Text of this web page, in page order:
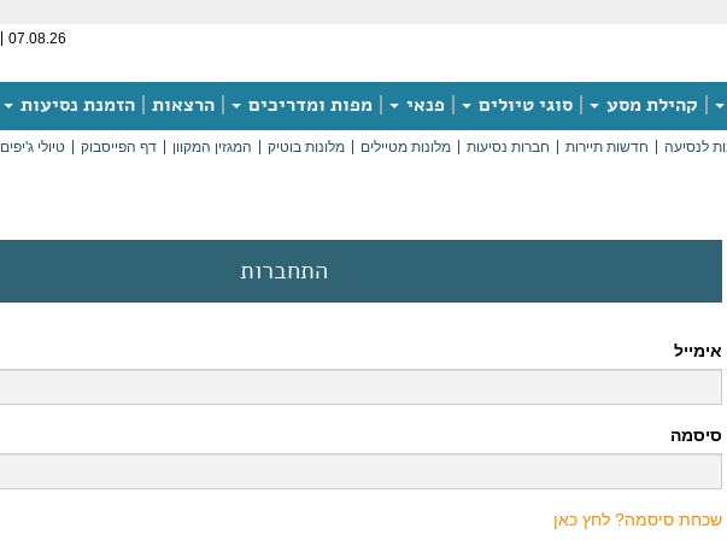
07.08.26
קהילת מסע סוגי טיולים פנאי מפות ומדריכים הרצאות הזמנת נסיעות
לנסיעה חדשות תיירות חברות נסיעות מלונות מטיילים מלונות בוטיק המגזין המקוון דף הפייסבוק טיולי ג'יפים
התחברות
אימייל
סיסמה
שכחת סיסמה? לחץ כאן